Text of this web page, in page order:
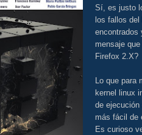
Sí, es justo
los fallos
encontrados
mensaje
Firefox 2.X?
Lo que para
kernel linux
de
más fácil de
Es curioso